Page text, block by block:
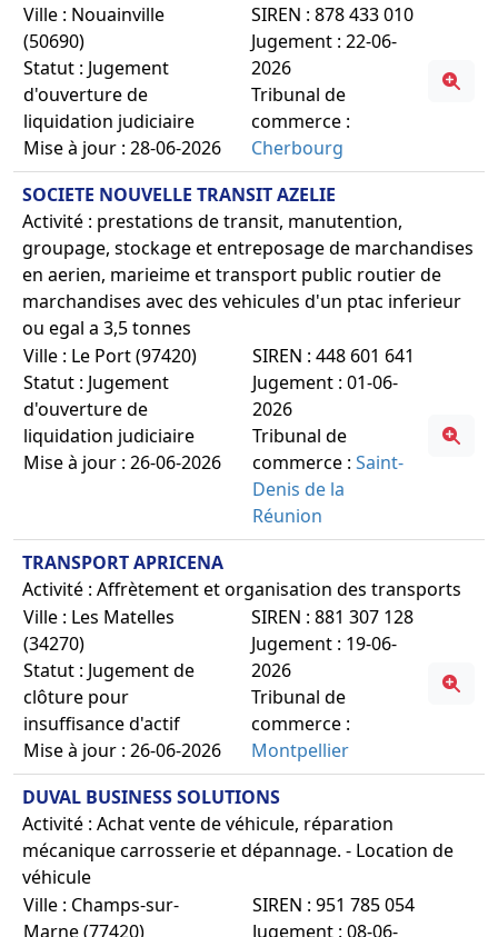
Ville : Nouainville
(50690)
Statut : Jugement
d'ouverture de
liquidation judiciaire
Mise à jour : 28-06-2026
SIREN : 878 433 010
Jugement : 22-06-
2026
Tribunal de
commerce :
Cherbourg
SOCIETE NOUVELLE TRANSIT AZELIE
Activité : prestations de transit, manutention,
groupage, stockage et entreposage de marchandises
en aerien, marieime et transport public routier de
marchandises avec des vehicules d'un ptac inferieur
ou egal a 3,5 tonnes
Ville : Le Port (97420)
Statut : Jugement
d'ouverture de
liquidation judiciaire
Mise à jour : 26-06-2026
SIREN : 448 601 641
Jugement : 01-06-
2026
Tribunal de
commerce :Saint-
Denis de la
Réunion
TRANSPORT APRICENA
Activité : Affrètement et organisation des transports
Ville : Les Matelles
(34270)
Statut : Jugement de
clôture pour
insuffisance d'actif
Mise à jour : 26-06-2026
SIREN : 881 307 128
Jugement : 19-06-
2026
Tribunal de
commerce :
Montpellier
DUVAL BUSINESS SOLUTIONS
Activité : Achat vente de véhicule, réparation
mécanique carrosserie et dépannage. - Location de
véhicule
Ville : Champs-sur-
Marne (77420)
SIREN : 951 785 054
Jugement : 08-06-